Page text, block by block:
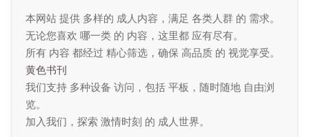
本网站 提供 多样的 成人内容，满足 各类人群 的 需求。
无论您喜欢 哪一类 的 内容，这里都 应有尽有。
所有 内容 都经过 精心筛选，确保 高品质 的 视觉享受。
黄色书刊
我们支持 多种设备 访问，包括 平板，随时随地 自由浏
览。
加入我们，探索 激情时刻 的 成人世界。